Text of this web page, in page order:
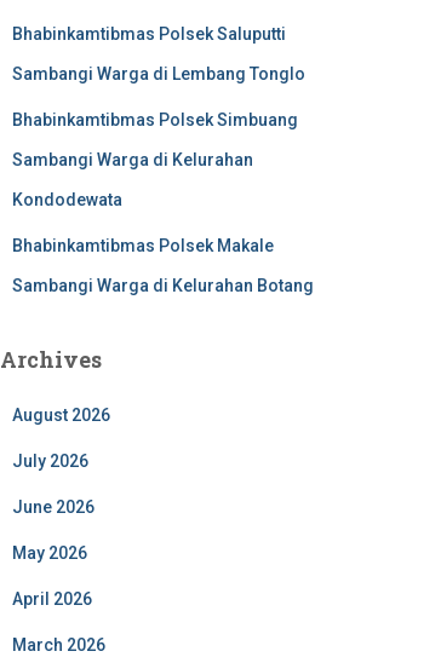
Bhabinkamtibmas Polsek Saluputti
Sambangi Warga di Lembang Tonglo
Bhabinkamtibmas Polsek Simbuang
Sambangi Warga di Kelurahan
Kondodewata
Bhabinkamtibmas Polsek Makale
Sambangi Warga di Kelurahan Botang
Archives
August 2026
July 2026
June 2026
May 2026
April 2026
March 2026